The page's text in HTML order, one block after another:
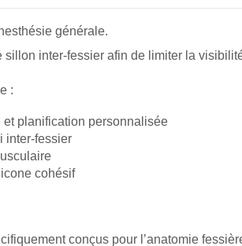
générale.
inter-fessier afin de limiter la
:
planification personnalisée
inter-fessier
cohésif
conçus pour l’anatomie